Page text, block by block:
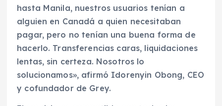
hasta Manila, nuestros usuarios tenían a
alguien en Canadá a quien necesitaban
pagar, pero no tenían una buena forma de
hacerlo. Transferencias caras, liquidaciones
lentas, sin certeza. Nosotros lo
solucionamos», afirmó Idorenyin Obong, CEO
y cofundador de Grey.